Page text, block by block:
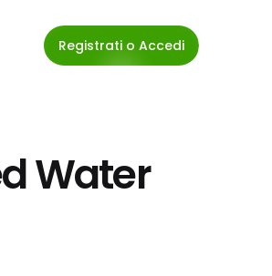
Registrati o Accedi
Water